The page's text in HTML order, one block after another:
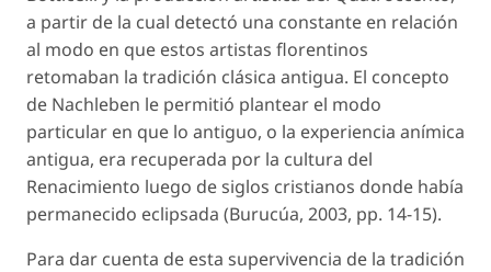
a partir de la cual detectó una constante en relación
al modo en que estos artistas florentinos
retomaban la tradición clásica antigua. El concepto
de Nachleben le permitió plantear el modo
particular en que lo antiguo, o la experiencia anímica
antigua, era recuperada por la cultura del
Renacimiento luego de siglos cristianos donde había
permanecido eclipsada (Burucúa, 2003, pp. 14-15).
Para dar cuenta de esta supervivencia de la tradición